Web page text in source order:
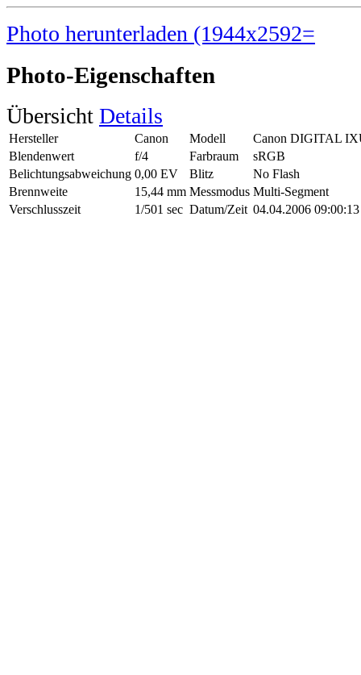
Photo herunterladen (1944x2592=
Photo-Eigenschaften
Übersicht Details
Hersteller Canon Modell
Canon DIGITAL
Blendenwert
f/4 Farbraum
sRGB
Belichtungsabweichung 0,00 EV Blitz
No Flash
Brennweite
15,44 mm Messmodus Multi-Segment
Verschlusszeit
1/501 sec Datum/Zeit 04.04.2006 09:00:13